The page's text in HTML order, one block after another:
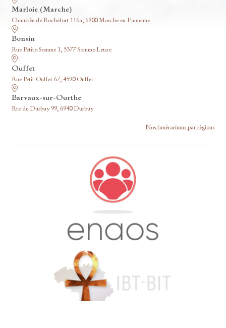
Marloie (Marche)
Chaussée de Rochefort 116a, 6900 Marche-en-Famenne
Bonsin
Rue Petite-Somme 1, 5377 Somme-Leuze
Ouffet
Rue Petit-Ouffet 67, 4590 Ouffet
Barvaux-sur-Ourthe
Rte de Durbuy 99, 6940 Durbuy
Nos funérariums par régions